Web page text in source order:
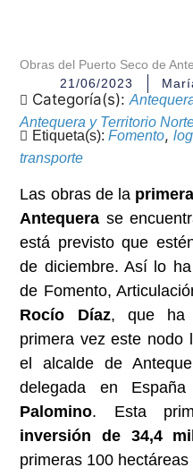
Obras del Puerto Seco de
21/06/2023
Categoría(s):
Antequera y Territorio
Etiqueta(s):Fomento,
transporte
Las obras de la
Antequera se
está previsto que
de diciembre. Así lo
de Fomento,
Rocío Díaz, que ha
primera vez este nodo
el alcalde de
delegada en
Palomino. Esta
inversión de 34,4
primeras 100